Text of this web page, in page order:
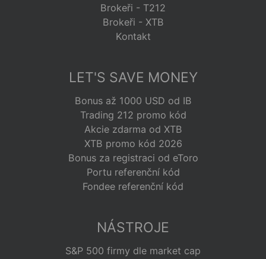
Brokeři - T212
Brokeři - XTB
Kontakt
LET'S SAVE MONEY
Bonus až 1000 USD od IB
Trading 212 promo kód
Akcie zdarma od XTB
XTB promo kód 2026
Bonus za registraci od eToro
Portu referenční kód
Fondee referenční kód
NÁSTROJE
S&P 500 firmy dle market cap